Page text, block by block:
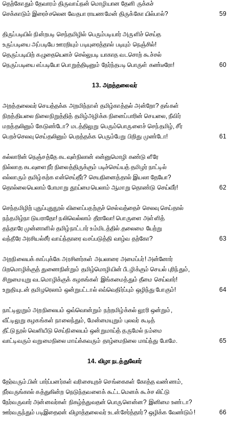
தெற்கோதும் தேவாரம் திருவாய்நன் மொழியான தேனி ருக்கச்
செக்காடும் இரைச்சலென வேதபா ராயணமேன் திருக்கோ யில்பால்?
59
திருப்படியில் நின்றபடி செந்தமிழில் பெரும்படியார் அருளிச் செய்த
உருப்படியை அப்படியே ஊரறியும் படியுரைத்தால் படியும் நெஞ்சில்!
தெருப்படியிற் கழுதையெனச் செல்லுபடி யாகாத வடசொற் கூச்சல்
நெருப்படியை எப்படியோ பொறுத்திடினும் நேர்ந்தபடி பொருள் கண்டீரோ!
60
13. அறத்தலைவர்
அறத்தலைவர் செயத்தக்க அறமிந்நாள் தமிழ்காத்தல் அன்றோ? தங்கள்
நிறத்தியலை நிலைநிறுத்தித் தமிழ்அழிக்க நினைப்பாரின் செயலை, நீவிர்
மறத்தலினும் கேடுண்டோ? மடத்திலுறு பெரும்பொருளைச் செந்தமிழ், சீர்
பெறச்செலவு செய்தலினும் பெறத்தக்க பெரும்பேறு பிறிது முண்டோ!
61
கல்லாரின் நெஞ்சத்தே கடவுள்நிலான் என்னுமொழி கண்டு ளீரே
நில்லாத கடவுளைநீர் நிலைத்திருக்கும் படிச்செய்யத் தமிழர் நாட்டில்
எல்லாரும் தமிழ்கற்க என்செய்தீர்? செயநினைத்தால் இயலா தேயோ?
தொல்லையெலாம் போமாறு தூய்மையெலாம் ஆமாறு தொண்டு செய்வீர்!
62
செந்தமிழிற் புதுப்புதுநூல் விளைப்பதற்குச் செல்வத்தைச் செலவு செய்தால்
நந்தமிழ்நா டுயராதோ! நலிவெல்லாம் தீராவோ! பொருளை அள்ளித்
தந்தாரே முன்னாளில் தமிழ்நாட்டார் உம்மிடத்தில்.தலைமை யேற்று
வந்தீரே அரசியல்சீர் வாய்ந்தாரை வசப்படுத்தி வாழ்வ தற்கோ?
63
அறநிலையக் காப்புக்கே அரசினர்கள் அயலாரை அமைப்பர்! அன்னோர்
பிறமொழிக்குத் துணைநின்றும் தமிழ்மொழியின் பீடழிக்கும் செயல் புரிந்தும்,
சிறுமையுறு வடமொழிக்குக் கழகங்கள் இங்கமைத்தும் தீமை செய்வார்!
உறுதியுடன் தமிழரெலாம் ஒன்றுபட்டால் எவ்வெதிர்ப்பும் ஒழிந்து போகும்!
64
நாட்டிலுறும் அறநிலையம் ஒவ்வொன்றும் நற்றமிழ்க்கல் லூரி ஒன்றும்,
வீட்டிலுறு கழகங்கள் நாலைந்தும், மேன்மையுறும் புலவர் கூடித்
தீட்டுநூல் வெளியீடு செய்நிலையம் ஒன்றுமாய்த் தருமேல் நம்மை
வாட்டிவரும் வறுமைநிலை மாய்க்கவரும் தாழ்மைநிலை மாய்ந்து போமே.
65
14. விழா நடத்துவோர்
தேர்வரும்.பின் பார்ப்பனர்கள் வரிசையுறச் செங்கைகள் கோத்த வண்ணம்,
நீர்வருங்கால் கத்துகின்ற நெடுந்தவளைக் கூட்டமெனக் கூச்ச லிட்டு
நேர்வருவார் அன்னவர்கள் நிகழ்த்துவதன் பொருளென்ன? இனிமை உண்டா?
ஊர்வருந்தும் படிஇதைஏன் விழாத்தலைவர் உடன்சேர்த்தார்? ஒழிக்க வேண்டும்!
66